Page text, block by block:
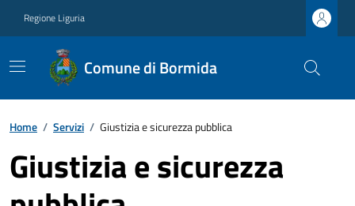
Regione Liguria
Comune di Bormida
Home / Servizi / Giustizia e sicurezza pubblica
Giustizia e sicurezza